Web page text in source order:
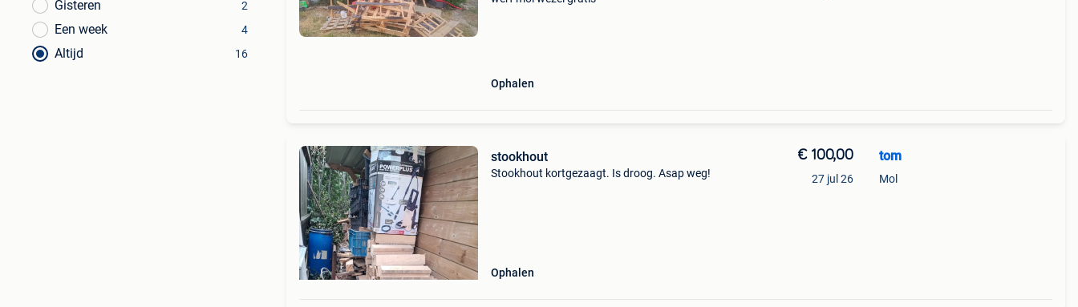
Gisteren 2
Een week 4
Altijd 16
Ophalen
stookhout
Stookhout kortgezaagt. Is droog. Asap weg!
Ophalen
€ 100,00
27 jul 26
tom
Mol